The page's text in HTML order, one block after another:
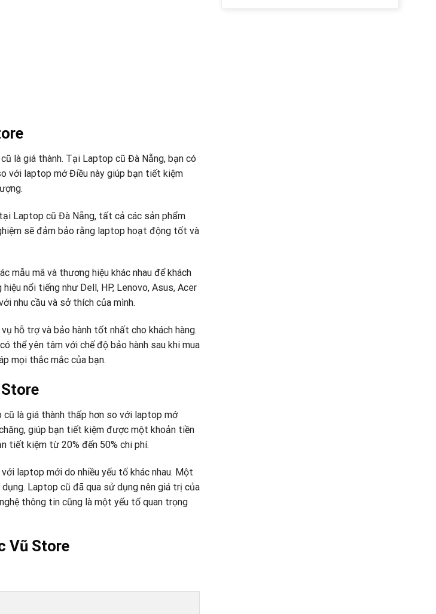
là giá thành. Tại Laptop cũ Đà Nẵng, bạn có
với laptop mớ Điều này giúp bạn tiết kiệm
Laptop cũ Đà Nẵng, tất cả các sản phẩm
sẽ đảm bảo rằng laptop hoạt động tốt và
mẫu mã và thương hiệu khác nhau để khách
nổi tiếng như Dell, HP, Lenovo, Asus, Acer
nhu cầu và sở thích của mình.
hỗ trợ và bảo hành tốt nhất cho khách hàng.
thể yên tâm với chế độ bảo hành sau khi mua
mọi thắc mắc của bạn.
là giá thành thấp hơn so với laptop mớ
giúp bạn tiết kiệm được một khoản tiền
tiết kiệm từ 20% đến 50% chi phí.
laptop mới do nhiều yếu tố khác nhau. Một
Laptop cũ đã qua sử dụng nên giá trị của
thông tin cũng là một yếu tố quan trọng
Vũ Store